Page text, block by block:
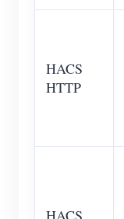
HACS
HTTP
HACS